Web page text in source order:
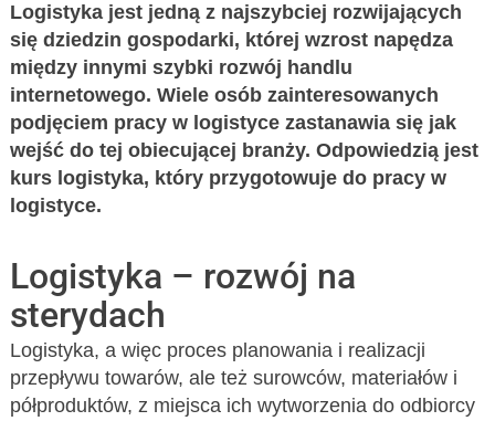
Logistyka jest jedną z najszybciej rozwijających
się dziedzin gospodarki, której wzrost napędza
między innymi szybki rozwój handlu
internetowego. Wiele osób zainteresowanych
podjęciem pracy w logistyce zastanawia się jak
wejść do tej obiecującej branży. Odpowiedzią jest
kurs logistyka, który przygotowuje do pracy w
logistyce.
Logistyka – rozwój na
sterydach
Logistyka, a więc proces planowania i realizacji
przepływu towarów, ale też surowców, materiałów i
półproduktów, z miejsca ich wytworzenia do odbiorcy